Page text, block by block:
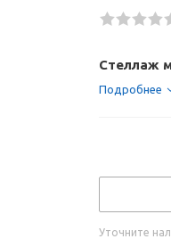
Стеллаж
Подробнее
Уточните